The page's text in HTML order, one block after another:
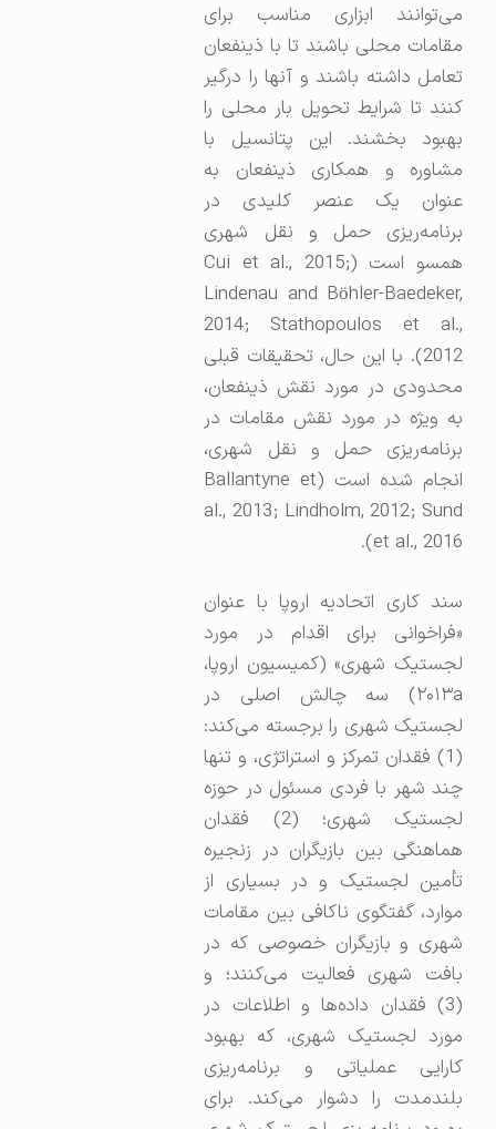
می‌توانند ابزاری مناسب برای
مقامات محلی باشند تا با ذینفعان
تعامل داشته باشند و آنها را درگیر
کنند تا شرایط تحویل بار محلی را
بهبود بخشند. این پتانسیل با
مشاوره و همکاری ذینفعان به
عنوان یک عنصر کلیدی در
برنامه‌ریزی حمل و نقل شهری
همسو است (Cui et al., 2015;
Lindenau and Böhler-Baedeker,
2014; Stathopoulos et al.,
2012). با این حال، تحقیقات قبلی
محدودی در مورد نقش ذینفعان،
به ویژه در مورد نقش مقامات در
برنامه‌ریزی حمل و نقل شهری،
انجام شده است (Ballantyne et
al., 2013; Lindholm, 2012; Sund
et al., 2016).
سند کاری اتحادیه اروپا با عنوان
«فراخوانی برای اقدام در مورد
لجستیک شهری» (کمیسیون اروپا،
۲۰۱۳a) سه چالش اصلی در
لجستیک شهری را برجسته می‌کند:
(1) فقدان تمرکز و استراتژی، و تنها
چند شهر با فردی مسئول در حوزه
لجستیک شهری؛ (2) فقدان
هماهنگی بین بازیگران در زنجیره
تأمین لجستیک و در بسیاری از
موارد، گفتگوی ناکافی بین مقامات
شهری و بازیگران خصوصی که در
بافت شهری فعالیت می‌کنند؛ و
(3) فقدان داده‌ها و اطلاعات در
مورد لجستیک شهری، که بهبود
کارایی عملیاتی و برنامه‌ریزی
بلندمدت را دشوار می‌کند. برای